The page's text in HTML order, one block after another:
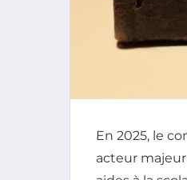
En 2025, le
acteur